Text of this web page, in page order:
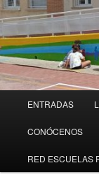
Ir
al
contenido
principalColegio
r
ENTRADAS
CONÓCENOS
RED ESCUELAS